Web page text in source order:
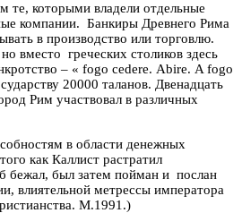
те, которыми владели отдельные
компании. Банкиры Древнего Рима
в производство или торговлю.
вместо греческих столиков здесь
– « fogo cedere. Abire. A fogo
20000 таланов. Двенадцать
Рим участвовал в различных
в области денежных
как Каллист растратил
бежал, был затем пойман и послан
, влиятельной метрессы императора
М.1991.)